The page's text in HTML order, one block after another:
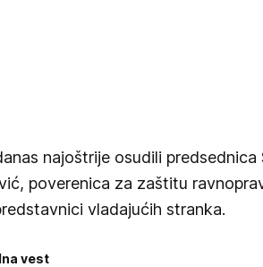
najoštrije osudili predsednica
poverenica za zaštitu
vladajućih stranka.
vest